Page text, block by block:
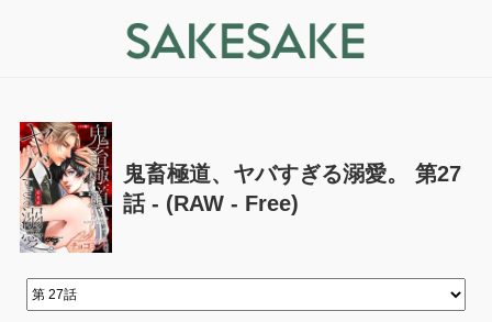
鬼畜極道、ヤバすぎる溺愛。 第27
話 - (RAW - Free)